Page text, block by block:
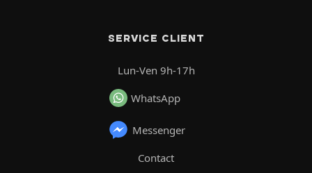
SERVICE CLIENT
Lun-Ven 9h-17h
WhatsApp
Messenger
Contact